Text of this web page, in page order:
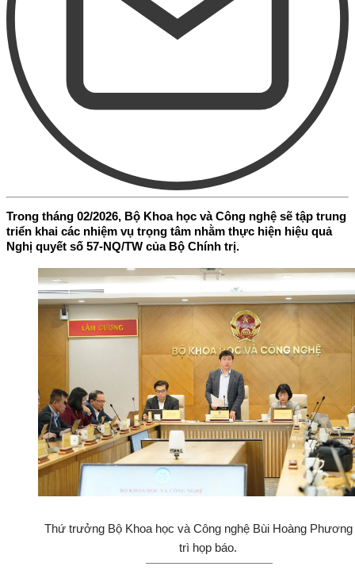
Trong tháng 02/2026, Bộ Khoa học và Công nghệ sẽ tập trung
triển khai các nhiệm vụ trọng tâm nhằm thực hiện hiệu quả
Nghị quyết số 57-NQ/TW của Bộ Chính trị.
Thứ trưởng Bộ Khoa học và Công nghệ Bùi Hoàng Phương
trì họp báo.